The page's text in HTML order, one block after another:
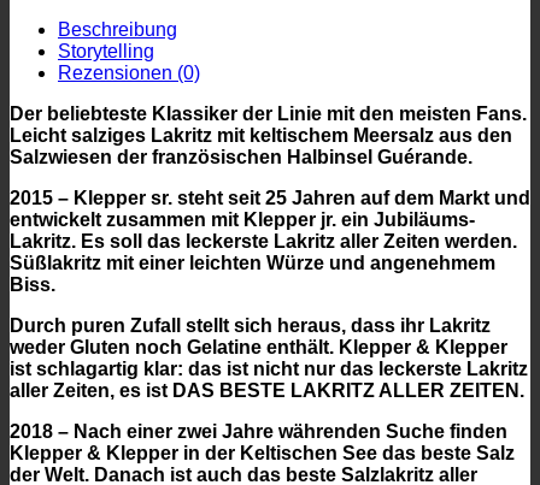
Beschreibung
Storytelling
Rezensionen (0)
Der beliebteste Klassiker der Linie mit den meisten Fans.
Leicht salziges Lakritz mit keltischem Meersalz aus den
Salzwiesen der französischen Halbinsel Guérande.
2015 – Klepper sr. steht seit 25 Jahren auf dem Markt und
entwickelt zusammen mit Klepper jr. ein Jubiläums-
Lakritz. Es soll das leckerste Lakritz aller Zeiten werden.
Süßlakritz mit einer leichten Würze und angenehmem
Biss.
Durch puren Zufall stellt sich heraus, dass ihr Lakritz
weder Gluten noch Gelatine enthält. Klepper & Klepper
ist schlagartig klar: das ist nicht nur das leckerste Lakritz
aller Zeiten, es ist DAS BESTE LAKRITZ ALLER ZEITEN.
2018 – Nach einer zwei Jahre währenden Suche finden
Klepper & Klepper in der Keltischen See das beste Salz
der Welt. Danach ist auch das beste Salzlakritz aller